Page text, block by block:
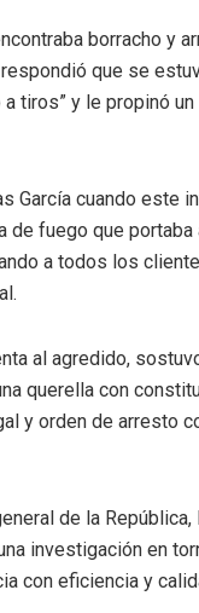
borracho y
que se
tiros” y le propinó
García cuando este
fuego que
a todos los
al agredido,
querella con
y orden de arresto
de la
investigación en
con eficiencia y